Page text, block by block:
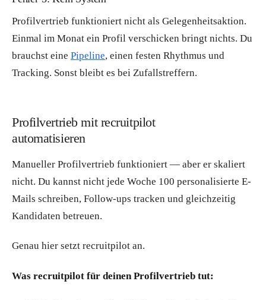
Profilvertrieb funktioniert nicht als Gelegenheitsaktion.
Einmal im Monat ein Profil verschicken bringt nichts. Du
brauchst eine Pipeline, einen festen Rhythmus und
Tracking. Sonst bleibt es bei Zufallstreffern.
Profilvertrieb mit recruitpilot
automatisieren
Manueller Profilvertrieb funktioniert — aber er skaliert
nicht. Du kannst nicht jede Woche 100 personalisierte E-
Mails schreiben, Follow-ups tracken und gleichzeitig
Kandidaten betreuen.
Genau hier setzt recruitpilot an.
Was recruitpilot für deinen Profilvertrieb tut: